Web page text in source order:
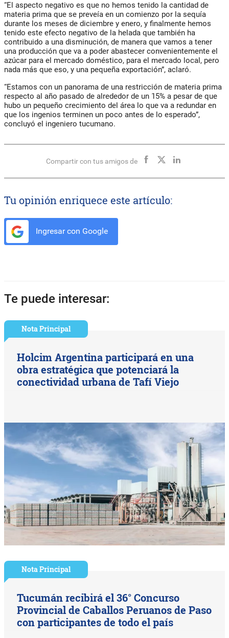
“El aspecto negativo es que no hemos tenido la cantidad de
materia prima que se preveía en un comienzo por la sequía
durante los meses de diciembre y enero, y finalmente hemos
tenido este efecto negativo de la helada que también ha
contribuido a una disminución, de manera que vamos a tener
una producción que va a poder abastecer convenientemente el
azúcar para el mercado doméstico, para el mercado local, pero
nada más que eso, y una pequeña exportación”, aclaró.
“Estamos con un panorama de una restricción de materia prima
respecto al año pasado de alrededor de un 15% a pesar de que
hubo un pequeño crecimiento del área lo que va a redundar en
que los ingenios terminen un poco antes de lo esperado”,
concluyó el ingeniero tucumano.
Compartir con tus amigos de
Tu opinión enriquece este artículo:
Ingresar con Google
Te puede interesar:
Nota Principal
Holcim Argentina participará en una
obra estratégica que potenciará la
conectividad urbana de Tafí Viejo
Nota Principal
Tucumán recibirá el 36° Concurso
Provincial de Caballos Peruanos de Paso
con participantes de todo el país